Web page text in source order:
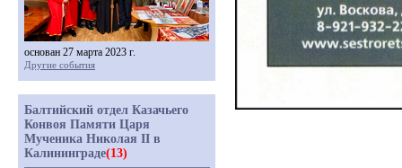
основан 27 марта 2023 г.
Другие события
Балтийский отдел Казачьего
Конвоя Памяти Царя
Мученика Николая II в
Калининграде(13)